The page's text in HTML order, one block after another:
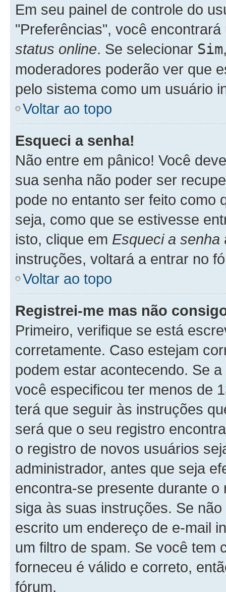
Em seu painel de controle do
"Preferências", você
status online. Se selecionar Sim
moderadores poderão ver que
pelo sistema como um usuário
Voltar ao topo
Esqueci a senha!
Não entre em pânico! Você
sua senha não poder ser
pode no entanto ser feito como
seja, como que se estivesse
isto, clique em Esqueci a senha
instruções, voltará a entrar no
Voltar ao topo
Registrei-me mas não
Primeiro, verifique se está
corretamente. Caso estejam
podem estar acontecendo. Se
você especificou ter menos de
terá que seguir às instruções
será que o seu registro
o registro de novos usuários
administrador, antes que seja
encontra-se presente durante
siga às suas instruções. Se
escrito um endereço de e-mail
um filtro de spam. Se você tem
forneceu é válido e correto,
fórum.